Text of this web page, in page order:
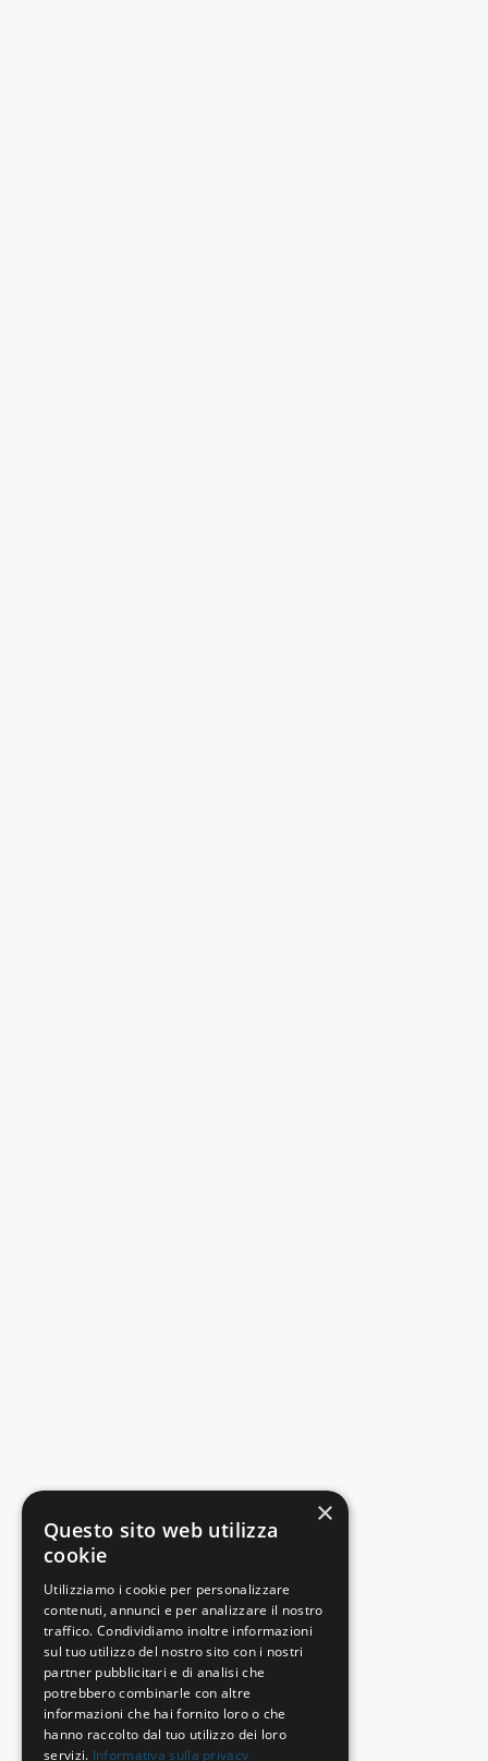
×
Questo sito web utilizza
cookie
Utilizziamo i cookie per personalizzare
contenuti, annunci e per analizzare il nostro
traffico. Condividiamo inoltre informazioni
sul tuo utilizzo del nostro sito con i nostri
partner pubblicitari e di analisi che
potrebbero combinarle con altre
informazioni che hai fornito loro o che
hanno raccolto dal tuo utilizzo dei loro
servizi. Informativa sulla privacy